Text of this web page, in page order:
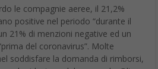
21% di menzioni negative ed un
del coronavirus”. Molte
soddisfare la domanda di rimborsi,
la riduzione del personale. Oltre a
in luogo di rimborsi in denaro